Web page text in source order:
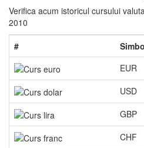
Verifica acum istoricul cursului
2010
#
EUR
USD
GBP
CHF